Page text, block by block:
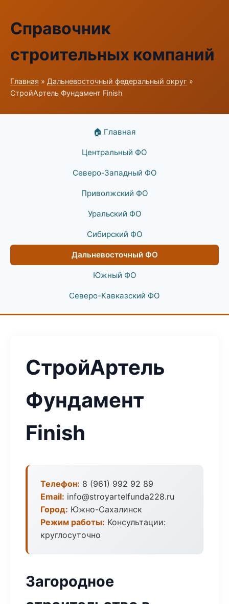
Справочник
строительных компаний
Главная » Дальневосточный федеральный округ »
СтройАртель Фундамент Finish
🏠 Главная
Центральный ФО
Северо-Западный ФО
Приволжский ФО
Уральский ФО
Сибирский ФО
Дальневосточный ФО
Южный ФО
Северо-Кавказский ФО
СтройАртель
Фундамент
Finish
Телефон: 8 (961) 992 92 89
Email: info@stroyartelfunda228.ru
Город: Южно-Сахалинск
Режим работы: Консультации:
круглосуточно
Загородное